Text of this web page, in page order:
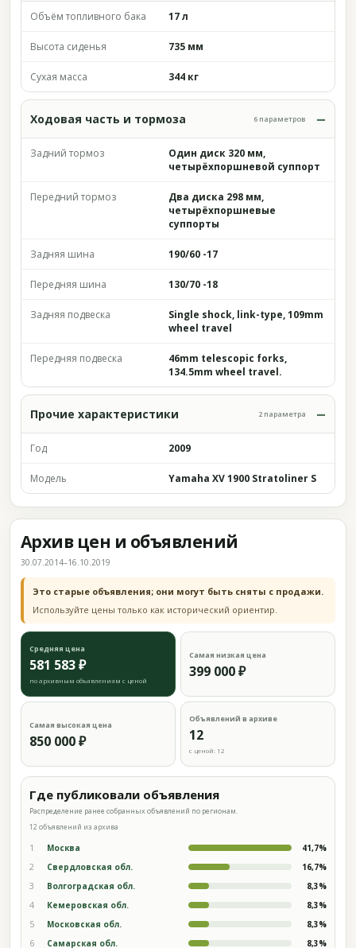
Объём топливного бака 17 л
Высота сиденья 735 мм
Сухая масса 344 кг
Ходовая часть и тормоза 6 параметров
Задний тормоз
Один диск 320 мм,
четырёхпоршневой суппорт
Передний тормоз
Два диска 298 мм,
четырёхпоршневые
суппорты
Задняя шина 190/60 -17
Передняя шина 130/70 -18
Задняя подвеска
Single shock, link-type, 109mm
wheel travel
Передняя подвеска
46mm telescopic forks,
134.5mm wheel travel.
Прочие характеристики 2 параметра
Год 2009
Модель Yamaha XV 1900 Stratoliner S
Архив цен и объявлений
30.07.2014–16.10.2019
Это старые объявления; они могут быть сняты с продажи.
Используйте цены только как исторический ориентир.
Средняя цена
581 583 ₽
по архивным объявлениям с ценой
Самая низкая цена
399 000 ₽
Самая высокая цена
850 000 ₽
Объявлений в архиве
12
с ценой: 12
Где публиковали объявления
Распределение ранее собранных объявлений по регионам.
12 объявлений из архива
1 Москва 41,7%
2 Свердловская обл. 16,7%
3 Волгоградская обл. 8,3%
4 Кемеровская обл. 8,3%
5 Московская обл. 8,3%
6 Самарская обл. 8,3%